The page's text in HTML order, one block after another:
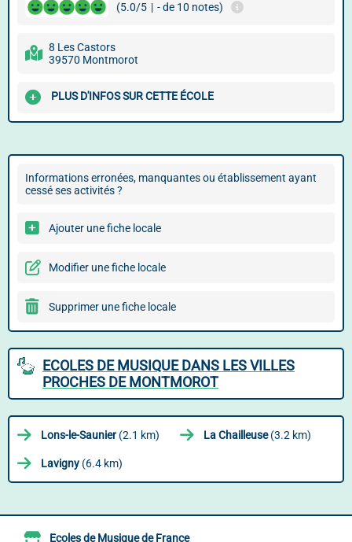
(5.0/5 | - de 10 notes)
8 Les Castors
39570 Montmorot
PLUS D'INFOS SUR CETTE ÉCOLE
Informations erronées, manquantes ou établissement ayant
cessé ses activités ?
Ajouter une fiche locale
Modifier une fiche locale
Supprimer une fiche locale
ECOLES DE MUSIQUE DANS LES VILLES
PROCHES DE MONTMOROT
Lons-le-Saunier(2.1 km) La Chailleuse(3.2 km)
Lavigny (6.4 km)
Ecoles de Musique de France